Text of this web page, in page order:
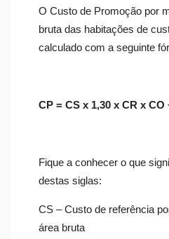
O Custo de Promoção por
bruta das habitações de
calculado com a seguinte
CP = CS x 1,30 x CR x CO
Fique a conhecer o que
destas siglas:
CS – Custo de referência
área bruta